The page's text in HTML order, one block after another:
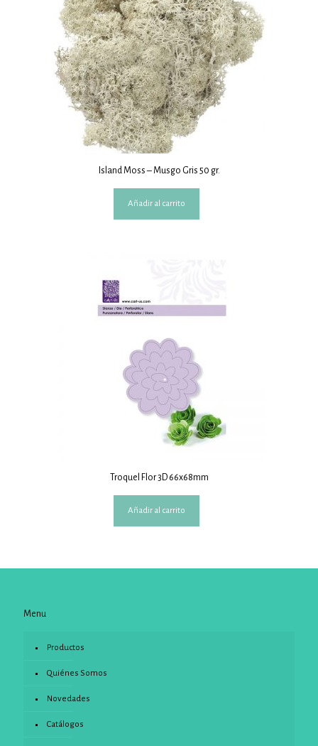
Island Moss – Musgo Gris 50 gr.
Añadir al carrito
Troquel Flor 3D 66x68mm
Añadir al carrito
Menu
Productos
Quiénes Somos
Novedades
Catálogos